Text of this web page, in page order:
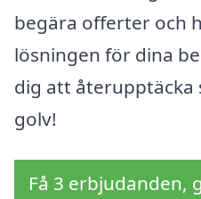
begära offerter och
lösningen för dina
dig att återupptäcka
golv!
Få 3 erbjudanden,